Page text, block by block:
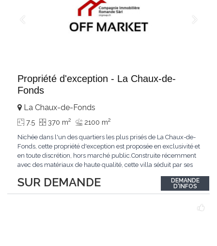
Propriété d'exception - La Chaux-de-
Fonds
SUR DEMANDE
La Chaux-de-Fonds
7.5 370 m2 2100 m2
Nichée dans l'un des quartiers les plus prisés de La Chaux-de-
Fonds, cette propriété d'exception est proposée en exclusivité et
en toute discrétion, hors marché public.Construite récemment
avec des matériaux de haute qualité, cette villa séduit par ses
remarquable.L'espace de vie s'ouvre sur un jardin avec piscine,
un véritable...
DEMANDE
D'INFOS